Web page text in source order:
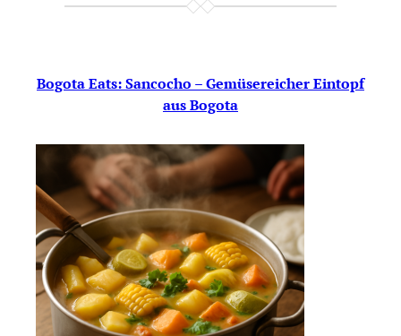
Bogota Eats: Sancocho – Gemüsereicher Eintopf
aus Bogota